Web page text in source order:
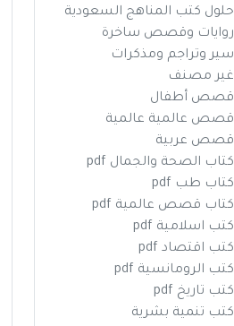
حلول كتب المناهج السعودية
روايات وقصص ساخرة
سير وتراجم ومذكرات
غير مصنف
قصص أطفال
قصص عالمية عالمية
قصص عربية
كتاب الصحة والجمال pdf
كتاب طب pdf
كتاب قصص عالمية pdf
كتب اسلامية pdf
كتب اقتصاد pdf
كتب الرومانسية pdf
كتب تاريخ pdf
كتب تنمية بشرية